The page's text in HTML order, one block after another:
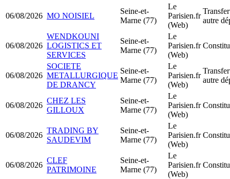
06/08/2026 MO NOISIEL
Seine-et-
Marne (77)
Le
Parisien.fr
(Web)
autre
06/08/2026
WENDKOUNI
LOGISTICS ET
SERVICES
Seine-et-
Marne (77)
Le
Parisien.fr
(Web)
06/08/2026
SOCIETE
METALLURGIQUE
DE DRANCY
Seine-et-
Marne (77)
Le
Parisien.fr
(Web)
autre
06/08/2026
CHEZ LES
GILLOUX
Seine-et-
Marne (77)
Le
Parisien.fr
(Web)
06/08/2026
TRADING BY
SAUDEVIM
Seine-et-
Marne (77)
Le
Parisien.fr
(Web)
06/08/2026
CLEF
PATRIMOINE
Seine-et-
Marne (77)
Le
Parisien.fr
(Web)